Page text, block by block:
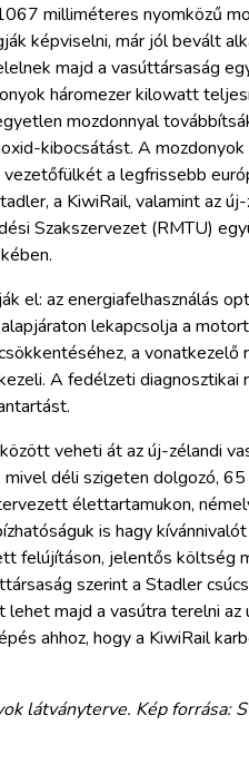
milliméteres nyomközű
képviselni, már jól bevált
majd a vasúttársaság
háromezer kilowatt
mozdonnyal
kibocsátást. A
a legfrissebb
a KiwiRail, valamint az
Szakszervezet (RMTU)
el: az energiafelhasználás
lekapcsolja a
a vonatkezelő
A fedélzeti diagnosztikai
veheti át az új-zélandi
mivel déli szigeten dolgozó,
élettartamukon,
is hagy
felújításon, jelentős költség
szerint a Stadler
majd a vasútra terelni az
ahhoz, hogy a KiwiRail
látványterve. Kép forrása: